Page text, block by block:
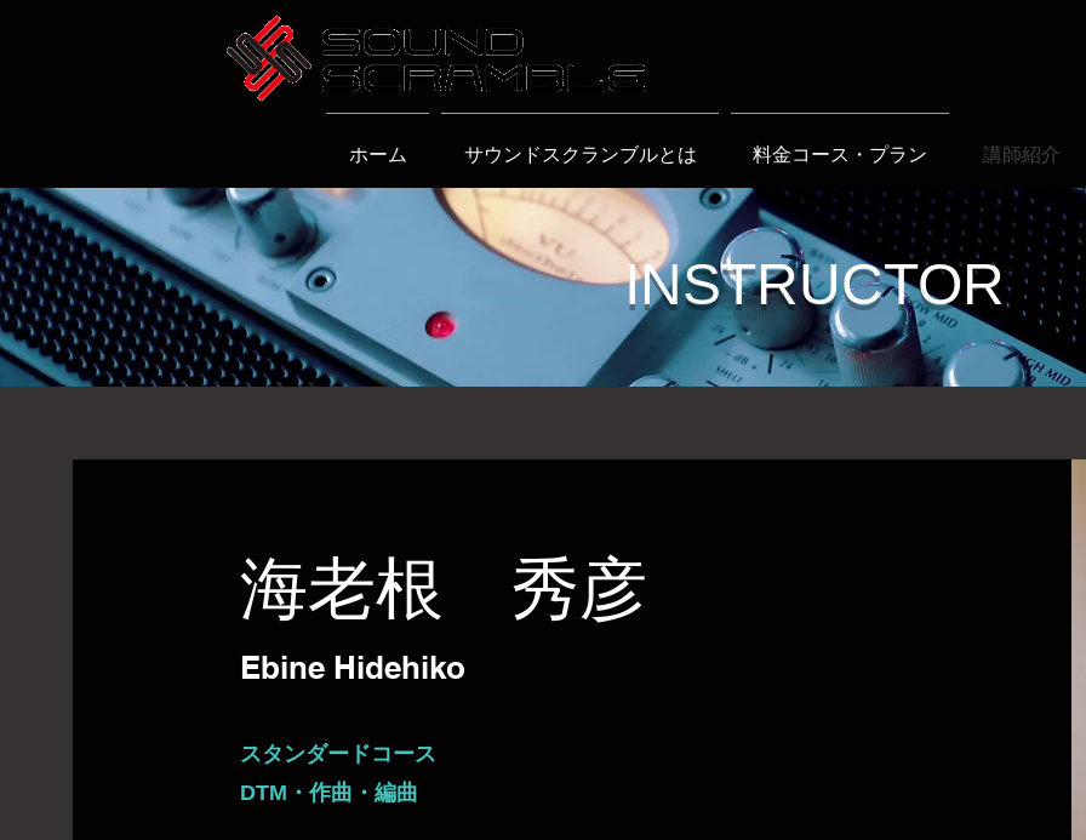
ホーム サウンドスクランブルとは 料金コース・プラン 講師紹介
INSTRUCTOR
​海老根 秀彦
Ebine Hidehiko
スタンダードコース
DTM・作曲・編曲